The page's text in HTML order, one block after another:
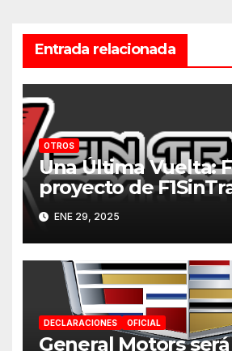
Entrada relacionada
OTROS
Una Última Vuelta:
proyecto de
ENE 29, 2025
DECLARACIONES OFICIAL
General Motors